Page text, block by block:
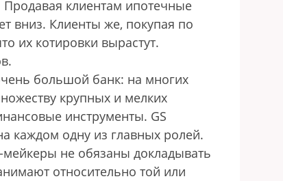
клиентам ипотечные
вниз. Клиенты же, покупая по
их котировки вырастут.
большой банк: на многих
крупных и мелких
инструменты. GS
каждом одну из главных ролей.
не обязаны докладывать
относительно той или